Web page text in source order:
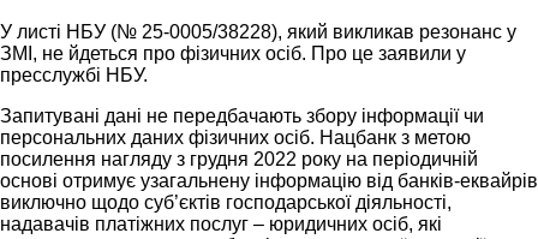
У листі НБУ (№ 25-0005/38228), який викликав резонанс у
ЗМІ, не йдеться про фізичних осіб. Про це заявили у
пресслужбі НБУ.
Запитувані дані не передбачають збору інформації чи
персональних даних фізичних осіб. Нацбанк з метою
посилення нагляду з грудня 2022 року на періодичній
основі отримує узагальнену інформацію від банків-еквайрів
виключно щодо суб’єктів господарської діяльності,
надавачів платіжних послуг – юридичних осіб, які